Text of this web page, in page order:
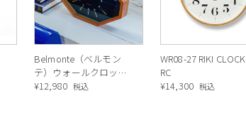
Belmonte（ベルモン
テ）ウォールクロック
（ブラック）
¥12,980 税込
WR08-27 RIKI CLOCK
RC
¥14,300 税込